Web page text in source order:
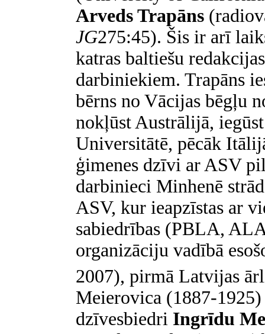
Arveds Trapāns
JG275:45). Šis ir arī
katras baltiešu
darbiniekiem. Trapāns
bērns no Vācijas bēgļu
nokļūst Austrālijā,
Universitātē, pēcāk
ģimenes dzīvi ar ASV
darbinieci Minhenē
ASV, kur ieapzīstas ar
sabiedrības (PBLA,
organizāciju vadībā
2007), pirmā Latvijas
Meierovica (1887-
dzīvesbiedri Ingrīdu